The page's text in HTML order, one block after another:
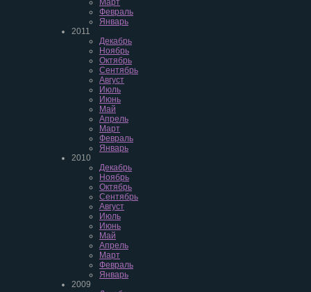
Март
Февраль
Январь
2011
Декабрь
Ноябрь
Октябрь
Сентябрь
Август
Июль
Июнь
Май
Апрель
Март
Февраль
Январь
2010
Декабрь
Ноябрь
Октябрь
Сентябрь
Август
Июль
Июнь
Май
Апрель
Март
Февраль
Январь
2009